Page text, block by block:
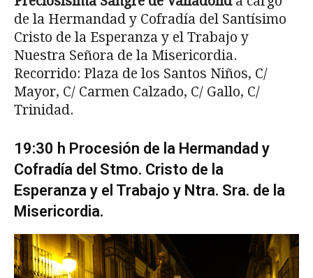
de la Hermandad y Cofradía del Santísimo
Cristo de la Esperanza y el Trabajo y
Nuestra Señora de la Misericordia.
Recorrido: Plaza de los Santos Niños, C/
Mayor, C/ Carmen Calzado, C/ Gallo, C/
Trinidad.
19:30 h Procesión de la Hermandad y
Cofradía del Stmo. Cristo de la
Esperanza y el Trabajo y Ntra. Sra. de la
Misericordia.